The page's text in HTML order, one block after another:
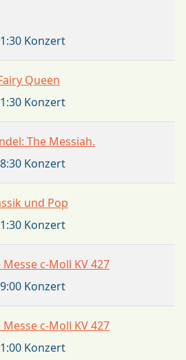
Konzert
Queen
Konzert
The Messiah.
Konzert
und Pop
Konzert
c-Moll KV 427
Konzert
c-Moll KV 427
Konzert